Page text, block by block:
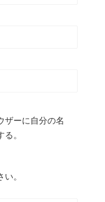
ザーに自分の名
。
。